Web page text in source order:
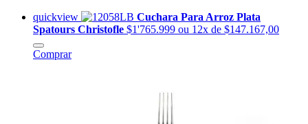
quickview
Cuchara Para Arroz Plata
Spatours Christofle $1'765.999 ou 12x de $147.167,00
Comprar